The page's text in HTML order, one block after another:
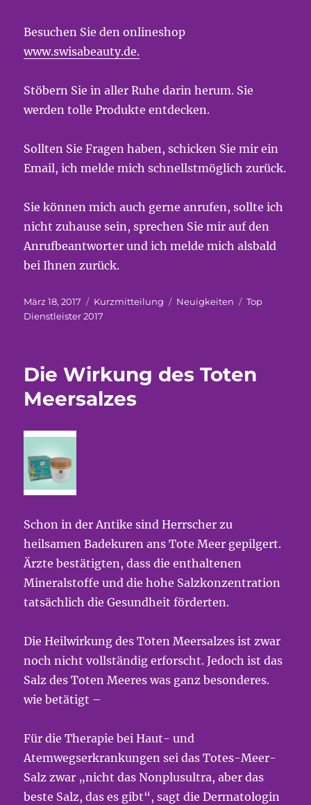
Besuchen Sie den onlineshop
www.swisabeauty.de.
Stöbern Sie in aller Ruhe darin herum. Sie
werden tolle Produkte entdecken.
Sollten Sie Fragen haben, schicken Sie mir ein
Email, ich melde mich schnellstmöglich zurück.
Sie können mich auch gerne anrufen, sollte ich
nicht zuhause sein, sprechen Sie mir auf den
Anrufbeantworter und ich melde mich alsbald
bei Ihnen zurück.
Veröffentlicht
am
März 18, 2017 Format
Kurzmitteilung Kategorien
Neuigkeiten Schlagwörter
Top
Dienstleister 2017
Die Wirkung des Toten
Meersalzes
Schon in der Antike sind Herrscher zu
heilsamen Badekuren ans Tote Meer gepilgert.
Ärzte bestätigten, dass die enthaltenen
Mineralstoffe und die hohe Salzkonzentration
tatsächlich die Gesundheit förderten.
Die Heilwirkung des Toten Meersalzes ist zwar
noch nicht vollständig erforscht. Jedoch ist das
Salz des Toten Meeres was ganz besonderes.
wie betätigt –
Für die Therapie bei Haut- und
Atemwegserkrankungen sei das Totes-Meer-
Salz zwar „nicht das Nonplusultra, aber das
beste Salz, das es gibt“, sagt die Dermatologin